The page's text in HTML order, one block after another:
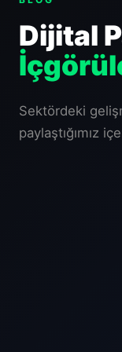
Dijital
Sektördeki
paylaştığımız